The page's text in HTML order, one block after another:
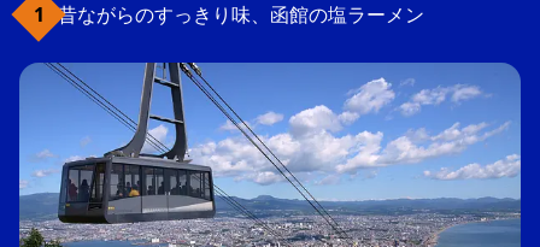
昔ながらのすっきり味、函館の塩ラーメン